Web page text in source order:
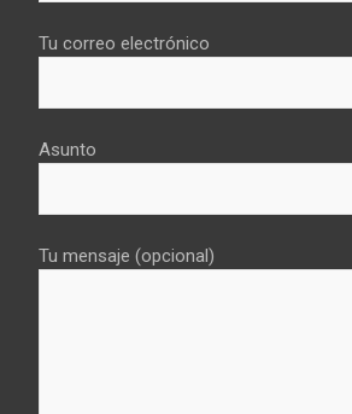
Tu correo electrónico
Asunto
Tu mensaje (opcional)